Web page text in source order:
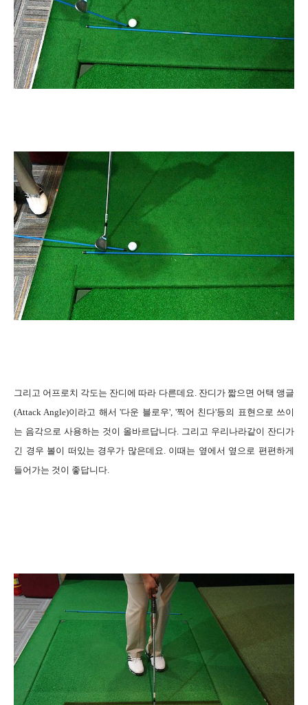
그리고 어프로치 각도는 잔디에 따라 다른데요. 잔디가 짧으면 어택 앵글
(Attack Angle)이라고 해서 '다운 블로우', '찍어 친다'등의 표현으로 쓰이
는 음각으로 사용하는 것이 올바르답니다. 그리고 우리나라같이 잔디가
긴 경우 볼이 떠있는 경우가 많은데요. 이때는 옆에서 옆으로 편편하게
들어가는 것이 좋답니다.